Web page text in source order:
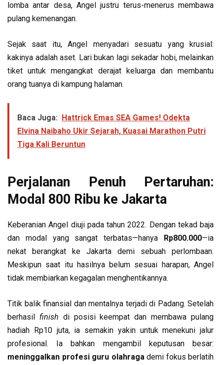
lomba antar desa, Angel justru terus-menerus membawa
pulang kemenangan.
Sejak saat itu, Angel menyadari sesuatu yang krusial:
kakinya adalah aset. Lari bukan lagi sekadar hobi, melainkan
tiket untuk mengangkat derajat keluarga dan membantu
orang tuanya di kampung halaman.
Baca Juga: Hattrick Emas SEA Games! Odekta
Elvina Naibaho Ukir Sejarah, Kuasai Marathon Putri
Tiga Kali Beruntun
Perjalanan Penuh Pertaruhan:
Modal 800 Ribu ke Jakarta
Keberanian Angel diuji pada tahun 2022. Dengan tekad baja
dan modal yang sangat terbatas—hanya Rp800.000—ia
nekat berangkat ke Jakarta demi sebuah perlombaan.
Meskipun saat itu hasilnya belum sesuai harapan, Angel
tidak membiarkan kegagalan menghentikannya.
Titik balik finansial dan mentalnya terjadi di Padang. Setelah
berhasil finish di posisi keempat dan membawa pulang
hadiah Rp10 juta, ia semakin yakin untuk menekuni jalur
profesional. Ia bahkan mengambil keputusan besar:
meninggalkan profesi guru olahragademi fokus berlatih